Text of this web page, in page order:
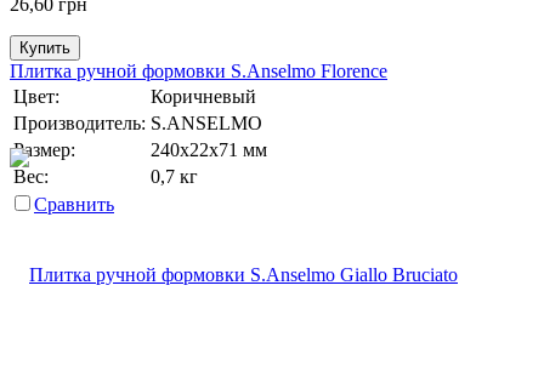
Купить
Плитка ручной формовки S.Anselmo Florence
Цвет:
Коричневый
Производитель: S.ANSELMO
Размер:
240х22х71 мм
Вес:
0,7 кг
Сравнить